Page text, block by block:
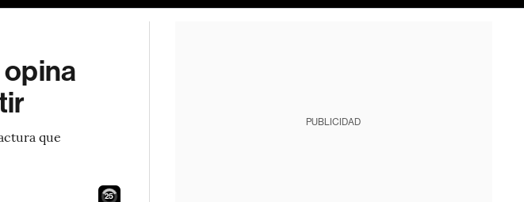
opina
que
24
PUBLICIDAD